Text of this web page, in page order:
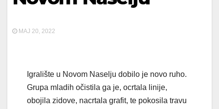
MAJ 20, 2022
Igralište u Novom Naselju dobilo je novo ruho.
Grupa mladih očistila ga je, ocrtala linije,
obojila zidove, nacrtala grafit, te pokosila travu